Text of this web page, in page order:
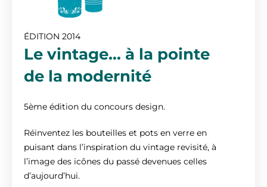
ÉDITION 2014
Le vintage... à la pointe
de la modernité
5ème édition du concours design.
Réinventez les bouteilles et pots en verre en
puisant dans l’inspiration du vintage revisité, à
l’image des icônes du passé devenues celles
d’aujourd’hui.